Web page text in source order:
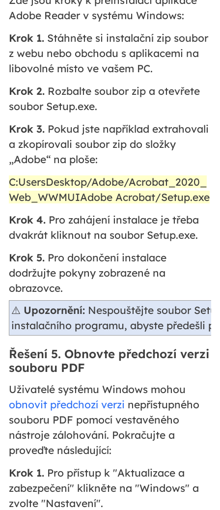
Adobe Reader v systému Windows:
Krok 1.Stáhněte si instalační zip soubor
z webu nebo obchodu s aplikacemi na
libovolné místo ve vašem PC.
Krok 2.Rozbalte soubor zip a otevřete
soubor Setup.exe.
Krok 3.Pokud jste například extrahovali
a zkopírovali soubor zip do složky
„Adobe“ na ploše:
C:UsersDesktop/Adobe/Acrobat_2020_
Web_WWMUIAdobe Acrobat/Setup.exe
Krok 4.Pro zahájení instalace je třeba
dvakrát kliknout na soubor Setup.exe.
Krok 5.Pro dokončení instalace
dodržujte pokyny zobrazené na
obrazovce.
⚠️ Upozornění: Nespouštějte soubor
instalačního programu, abyste předešli
Řešení 5. Obnovte předchozí verzi
souboru PDF
Uživatelé systému Windows mohou
obnovit předchozí verzi nepřístupného
souboru PDF pomocí vestavěného
nástroje zálohování. Pokračujte a
proveďte následující:
Krok 1.Pro přístup k "Aktualizace a
zabezpečení" klikněte na "Windows" a
zvolte "Nastavení".